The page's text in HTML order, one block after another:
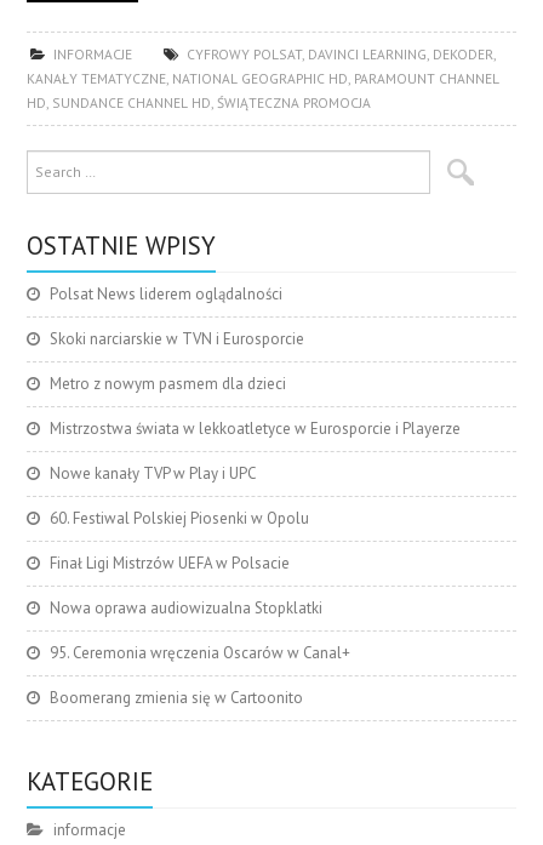
INFORMACJE CYFROWY POLSAT, DAVINCI LEARNING DEKODER
KANAŁY TEMATYCZNE NATIONAL GEOGRAPHIC HD PARAMOUNT CHANNEL
HD SUNDANCE CHANNEL HD ŚWIĄTECZNA PROMOCJA
OSTATNIE WPISY
Polsat News liderem oglądalności
Skoki narciarskie w TVN i Eurosporcie
Metro z nowym pasmem dla dzieci
Mistrzostwa świata w lekkoatletyce w Eurosporcie i Playerze
Nowe kanały TVP w Play i UPC
60. Festiwal Polskiej Piosenki w Opolu
Finał Ligi Mistrzów UEFA w Polsacie
Nowa oprawa audiowizualna Stopklatki
95. Ceremonia wręczenia Oscarów w Canal+
Boomerang zmienia się w Cartoonito
KATEGORIE
informacje